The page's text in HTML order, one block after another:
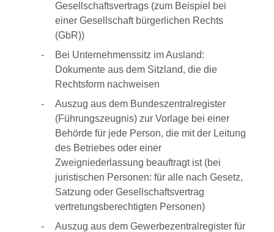
Gesellschaftsvertrags (zum Beispiel bei
einer Gesellschaft bürgerlichen Rechts
(GbR))
Bei Unternehmenssitz im Ausland:
Dokumente aus dem Sitzland, die die
Rechtsform nachweisen
Auszug aus dem Bundeszentralregister
(Führungszeugnis) zur Vorlage bei einer
Behörde für jede Person, die mit der Leitung
des Betriebes oder einer
Zweigniederlassung beauftragt ist (bei
juristischen Personen: für alle nach Gesetz,
Satzung oder Gesellschaftsvertrag
vertretungsberechtigten Personen)
Auszug aus dem Gewerbezentralregister für